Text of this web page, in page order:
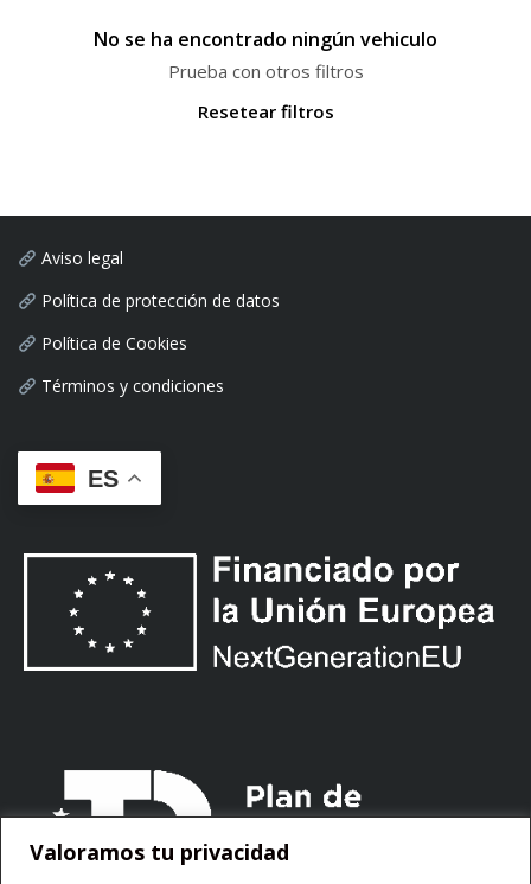
Valoramos tu privacidad
No se ha encontrado ningún vehiculo
Prueba con otros filtros
Resetear filtros
Aviso legal
Política de protección de datos
Política de Cookies
Términos y condiciones
ES